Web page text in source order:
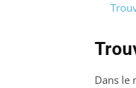
Dans le